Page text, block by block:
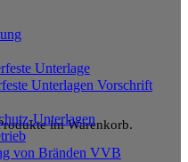
im Warenkorb.
Unterlage
Unterlagen Vorschrift
Unterlagen
von Bränden VVB